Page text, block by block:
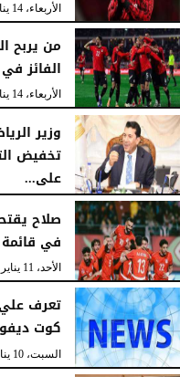
الأربعاء، 14 يناير 2026
من يربح
الفائز
الأربعاء، 14 يناير 2026
وزير
تخفيض
على...
الأربعاء، 14 يناير 2026 03:56 صـ
صلاح
في قائمة
الأحد، 11 يناير 2026
تعرف علي
كوت
السبت، 10 يناير 2026